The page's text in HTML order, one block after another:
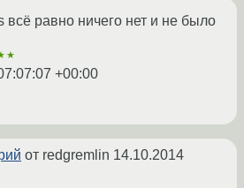
всё равно ничего нет и не было
+00:00
от redgremlin 14.10.2014